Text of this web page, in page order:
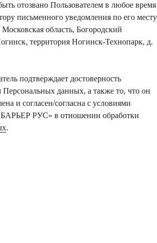
отозвано Пользователем в любое время
письменного уведомления по его месту
область, Богородский
территория Ногинск-Технопарк, д.
подтверждает достоверность
данных, а также то, что он
и согласен/согласна с условиями
РУС» в отношении обработки
.